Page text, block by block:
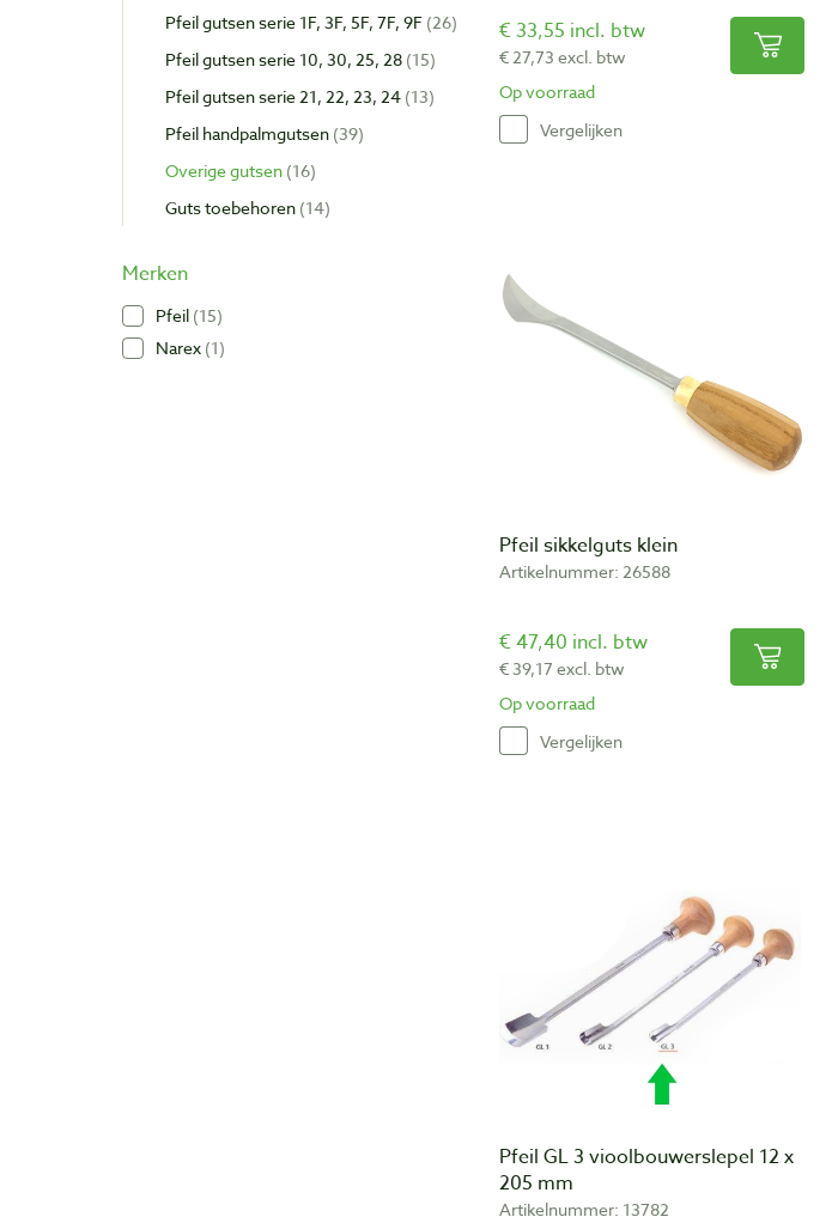
Pfeil gutsen serie 1F, 3F, 5F, 7F, 9F 26
Pfeil gutsen serie 10, 30, 25, 28 15
Pfeil gutsen serie 21, 22, 23, 24 13
Pfeil handpalmgutsen 39
Overige gutsen 16
Guts toebehoren 14
Merken
Pfeil 15
Narex 1
€ 33,55 incl. btw
€ 27,73 excl. btw
Op voorraad
Vergelijken
Pfeil sikkelguts klein
Artikelnummer: 26588
€ 47,40 incl. btw
€ 39,17 excl. btw
Op voorraad
Vergelijken
Pfeil GL 3 vioolbouwerslepel 12 x
205 mm
Artikelnummer: 13782